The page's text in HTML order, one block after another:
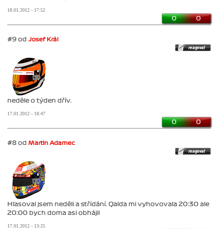
18.01.2012 - 17:52
0 0
#9 od Josef Král
neděle o týden dřív.
17.01.2012 - 18:47
0 0
#8 od Martin Adamec
Hlasoval jsem neděli a střídání. Qalda mi vyhovovala 20:30 ale
20:00 bych doma asi obhájil
17.01.2012 - 13:25